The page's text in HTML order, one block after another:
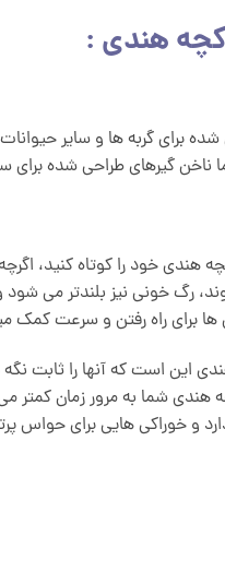
هندی :
برای گربه ها و سایر
ناخن گیرهای طراحی شده
خود را کوتاه کنید،
رگ خونی نیز بلندتر می
برای راه رفتن و سرعت کمک
است که آنها را ثابت نگه
شما به مرور زمان کمتر
و خوراکی هایی برای حواس